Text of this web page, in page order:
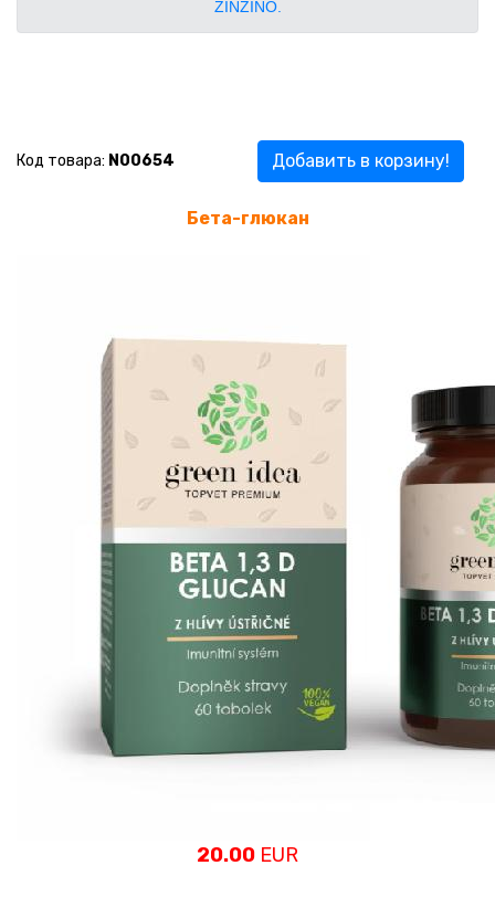
ZINZINO.
Код товара: N00654 Добавить в корзину!
Бета-глюкан
20.00 EUR